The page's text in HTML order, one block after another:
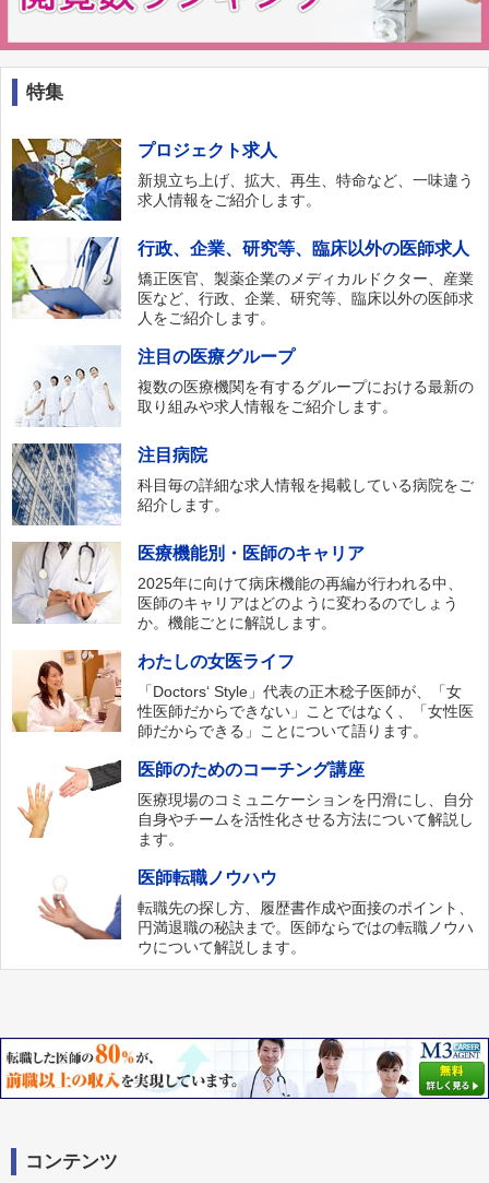
特集
プロジェクト求人
新規立ち上げ、拡大、再生、特命など、一味違う
求人情報をご紹介します。
行政、企業、研究等、臨床以外の医師求人
矯正医官、製薬企業のメディカルドクター、産業
医など、行政、企業、研究等、臨床以外の医師求
人をご紹介します。
注目の医療グループ
複数の医療機関を有するグループにおける最新の
取り組みや求人情報をご紹介します。
注目病院
科目毎の詳細な求人情報を掲載している病院をご
紹介します。
医療機能別・医師のキャリア
2025年に向けて病床機能の再編が行われる中、
医師のキャリアはどのように変わるのでしょう
か。機能ごとに解説します。
わたしの女医ライフ
「Doctors‘ Style」代表の正木稔子医師が、「女
性医師だからできない」ことではなく、「女性医
師だからできる」ことについて語ります。
医師のためのコーチング講座
医療現場のコミュニケーションを円滑にし、自分
自身やチームを活性化させる方法について解説し
ます。
医師転職ノウハウ
転職先の探し方、履歴書作成や面接のポイント、
円満退職の秘訣まで。医師ならではの転職ノウハ
ウについて解説します。
コンテンツ